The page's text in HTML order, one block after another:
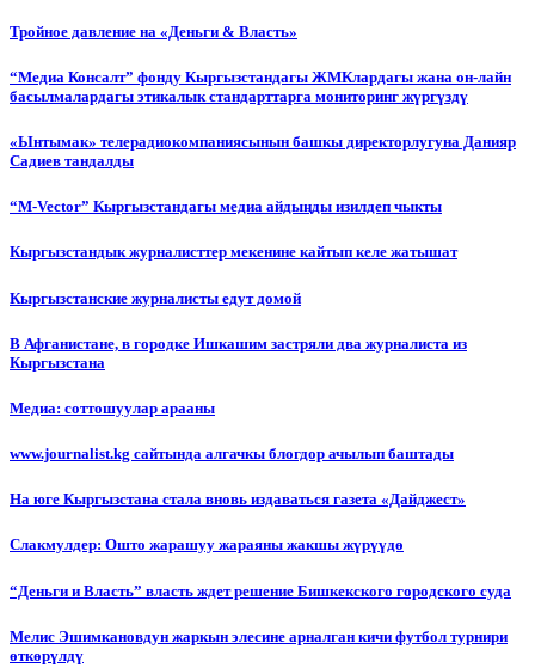
Тройное давление на «Деньги & Власть»
“Медиа Консалт” фонду Кыргызстандагы ЖМКлардагы жана он-лайн
басылмалардагы этикалык стандарттарга мониторинг жүргүздү
«Ынтымак» телерадиокомпаниясынын башкы директорлугуна Данияр
Садиев тандалды
“М-Vector” Кыргызстандагы медиа айдыңды изилдеп чыкты
Кыргызстандык журналисттер мекенине кайтып келе жатышат
Кыргызстанские журналисты едут домой
В Афганистане, в городке Ишкашим застряли два журналиста из
Кыргызстана
Медиа: соттошуулар арааны
www.journalist.kg сайтында алгачкы блогдор ачылып баштады
На юге Кыргызстана стала вновь издаваться газета «Дайджест»
Слакмулдер: Ошто жарашуу жараяны жакшы жүрүүдө
“Деньги и Власть” власть ждет решение Бишкекского городского суда
Мелис Эшимкановдун жаркын элесине арналган кичи футбол турнири
өткөрүлдү